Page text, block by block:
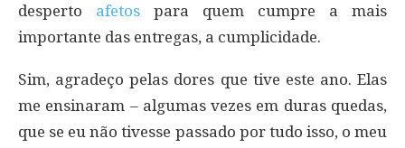
desperto afetos para quem cumpre a mais
importante das entregas, a cumplicidade.
Sim, agradeço pelas dores que tive este ano. Elas
me ensinaram – algumas vezes em duras quedas,
que se eu não tivesse passado por tudo isso, o meu